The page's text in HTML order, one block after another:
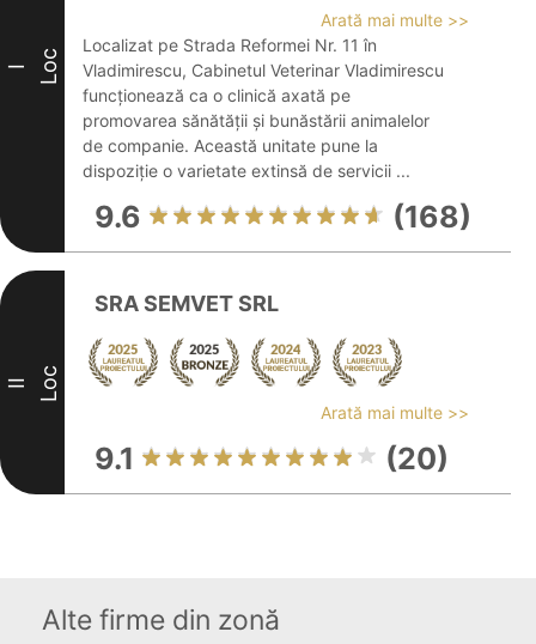
I Loc
Arată mai multe >>
Localizat pe Strada Reformei Nr. 11 în
Vladimirescu, Cabinetul Veterinar Vladimirescu
funcționează ca o clinică axată pe
promovarea sănătății și bunăstării animalelor
de companie. Această unitate pune la
dispoziție o varietate extinsă de servicii ...
9.6 (168)
II Loc
SRA SEMVET SRL
Arată mai multe >>
9.1 (20)
Alte firme din zonă